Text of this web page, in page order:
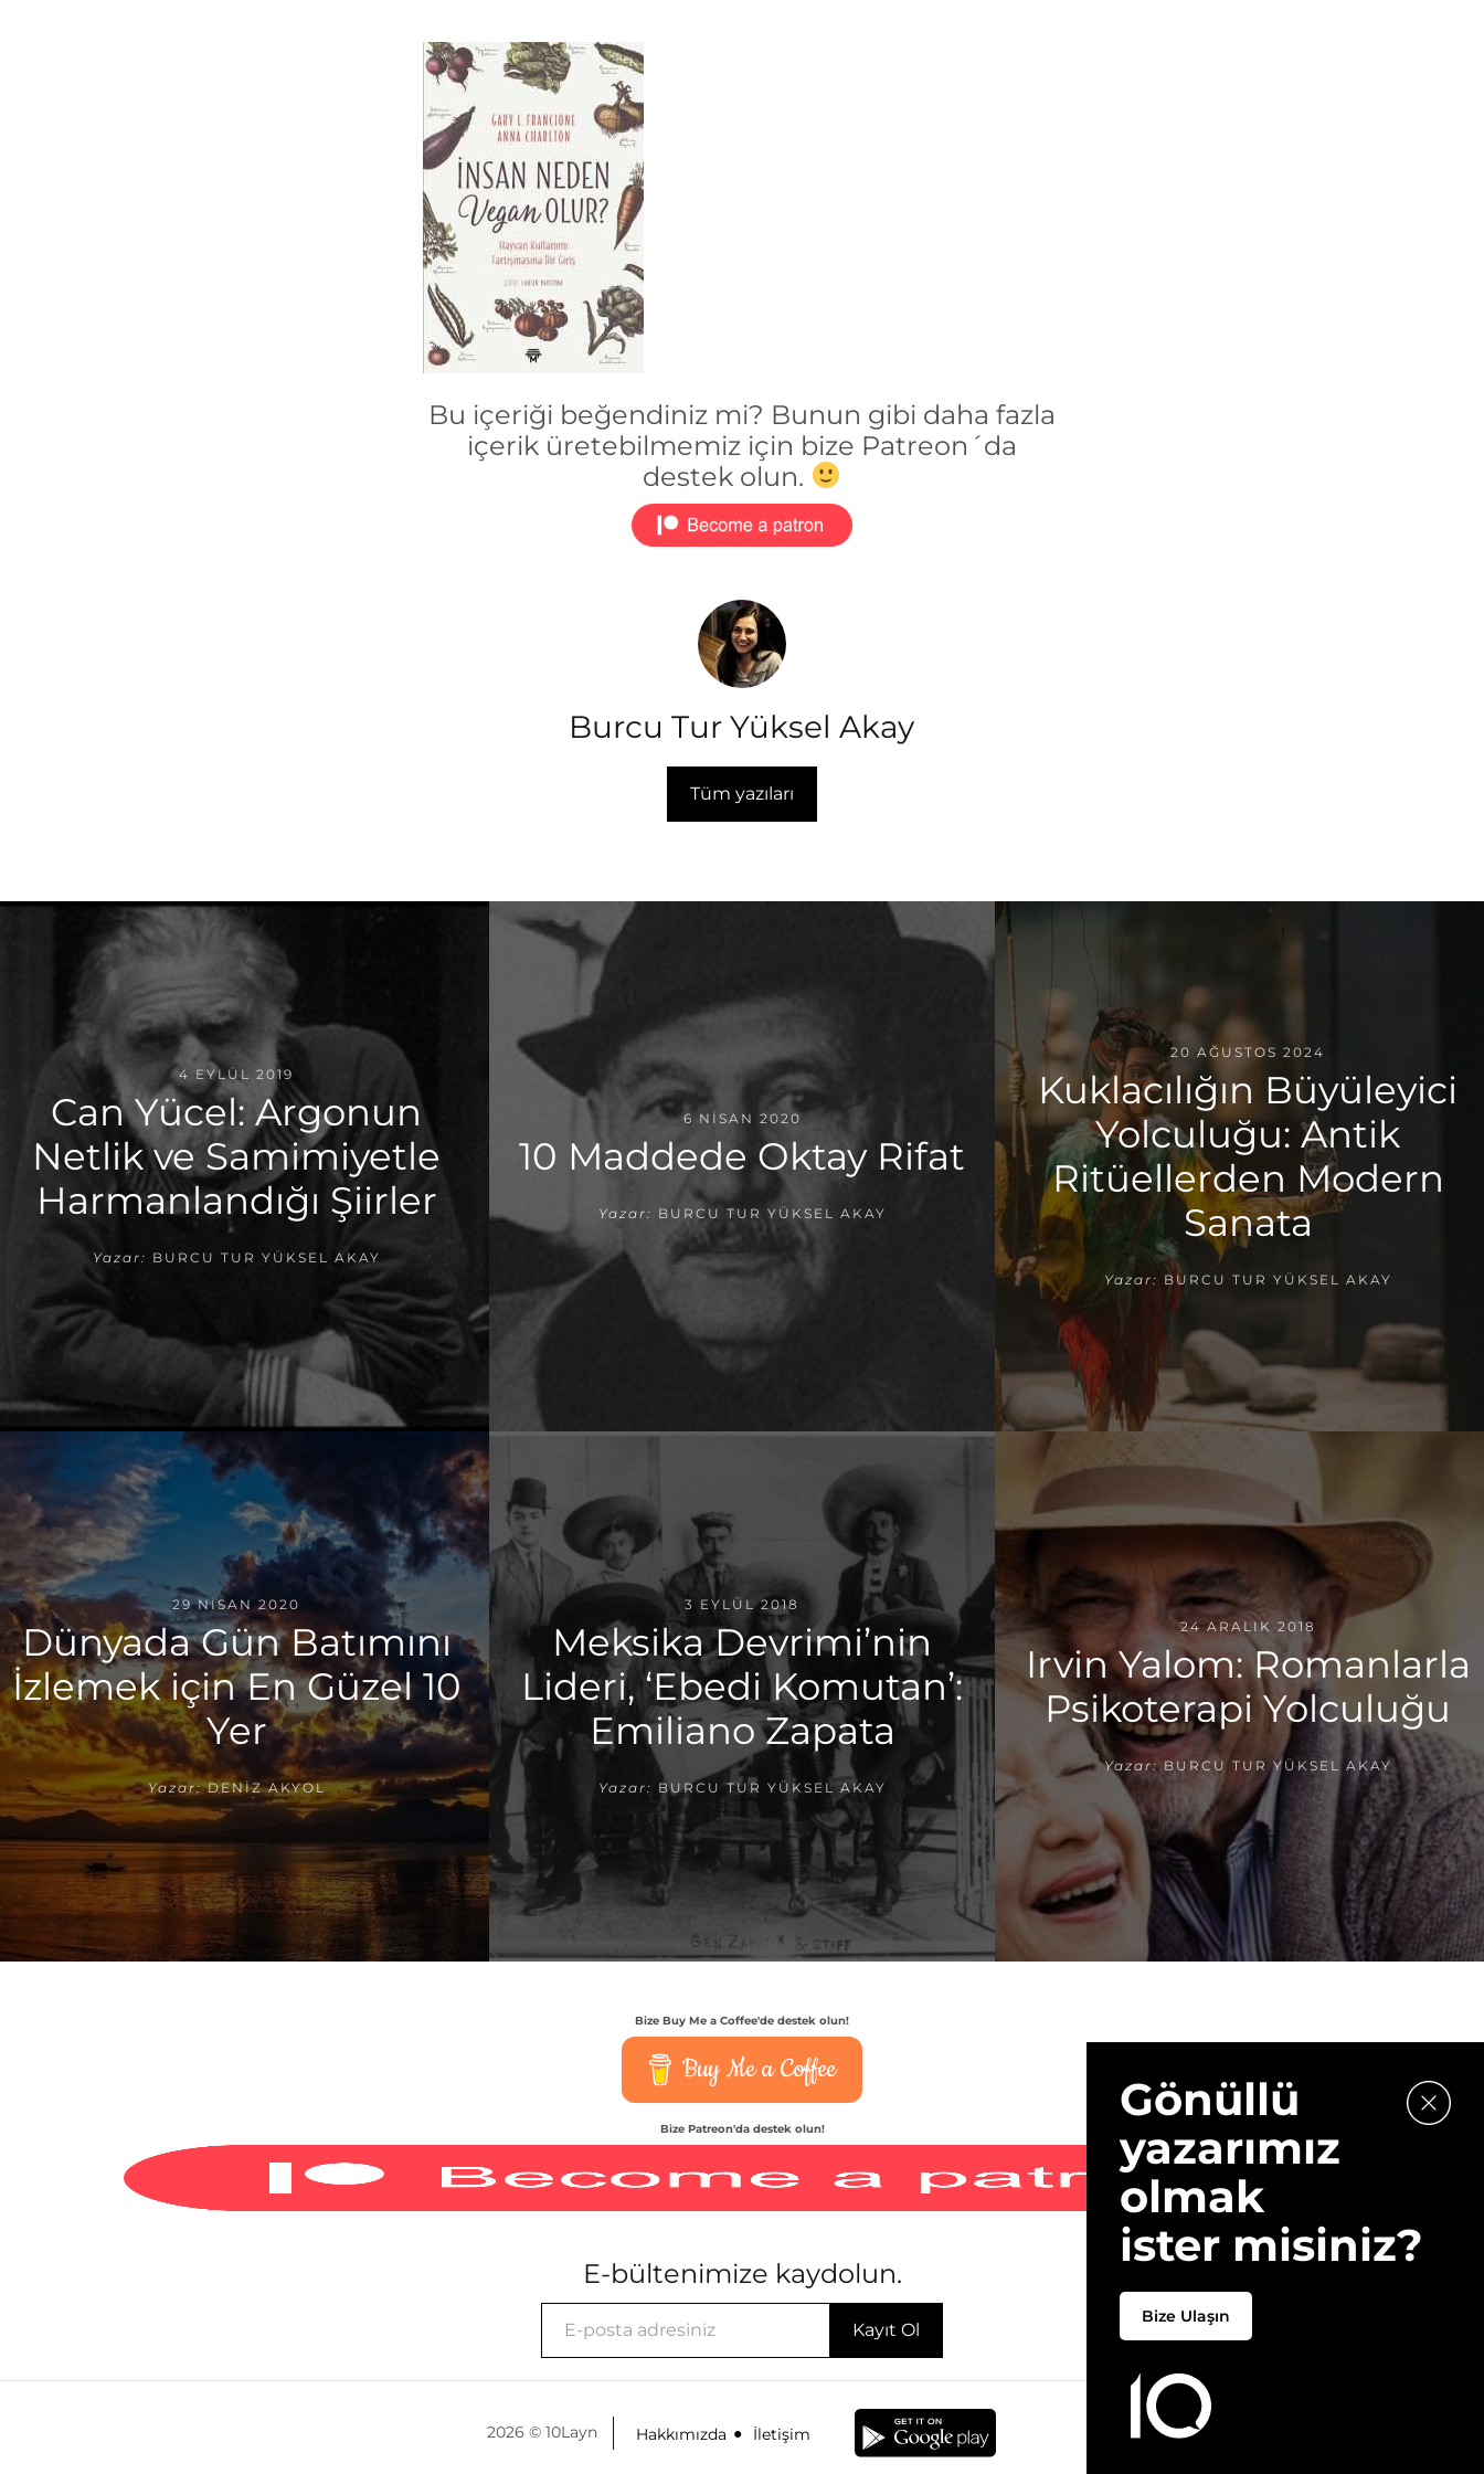
Bu içeriği beğendiniz mi? Bunun gibi daha fazla
içerik üretebilmemiz için bize Patreon´da
destek olun.
Burcu Tur Yüksel Akay
Tüm yazıları
4 EYLÜL 2019
Can Yücel: Argonun
Netlik ve Samimiyetle
Harmanlandığı Şiirler
Yazar: BURCU TUR YÜKSEL AKAY
6 NISAN 2020
10 Maddede Oktay Rifat
Yazar: BURCU TUR YÜKSEL AKAY
20 AĞUSTOS 2024
Kuklacılığın Büyüleyici
Yolculuğu: Antik
Ritüellerden Modern
Sanata
Yazar: BURCU TUR YÜKSEL AKAY
29 NISAN 2020
Dünyada Gün Batımını
İzlemek için En Güzel 10
Yer
Yazar: DENIZ AKYOL
3 EYLÜL 2018
Meksika Devrimi’nin
Lideri, ‘Ebedi Komutan’:
Emiliano Zapata
Yazar: BURCU TUR YÜKSEL AKAY
24 ARALIK 2018
Irvin Yalom: Romanlarla
Psikoterapi Yolculuğu
Yazar: BURCU TUR YÜKSEL AKAY
Bize Buy Me a Coffee'de destek olun!
Buy Me a Coffee
Bize Patreon'da destek olun!
E-bültenimize kaydolun.
2026 © 10Layn Hakkımızda İletişim
Gönüllü
yazarımız
olmak
ister misiniz?
Bize Ulaşın